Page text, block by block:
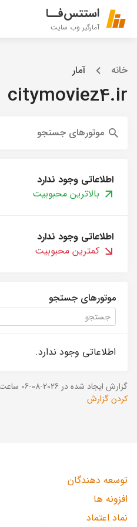
استتس‌فــا
آمارگیر وب سایت
خانه آمار
citymoviez4.ir
موتورهای جستجو
اطلاعاتی وجود ندارد
بالاترین محبوبیت
اطلاعاتی وجود ندارد
کمترین محبوبیت
موتورهای جستجو
اطلاعاتی وجود ندارد.
گزارش ایجاد شده در 2026-08-06 ساعت 19:29:42 (UTC +03:30).
کردن گزارش
توسعه دهندگان
افزونه ها
نماد اعتماد